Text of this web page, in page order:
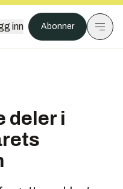
inn Abonner
deler i